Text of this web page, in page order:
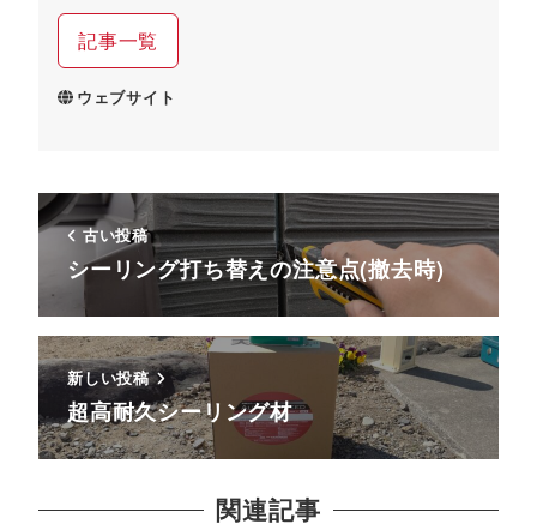
記事一覧
ウェブサイト
古い投稿
シーリング打ち替えの注意点(撤去時)
新しい投稿
超高耐久シーリング材
関連記事